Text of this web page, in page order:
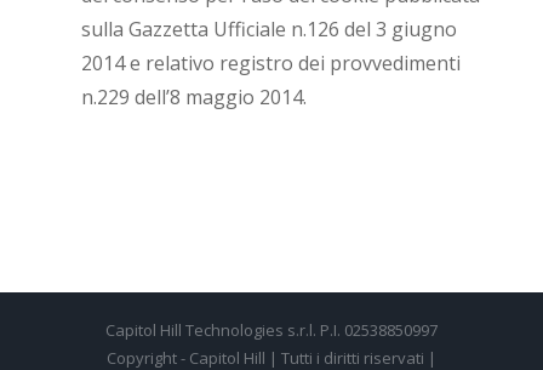
sulla Gazzetta Ufficiale n.126 del 3 giugno
2014 e relativo registro dei provvedimenti
n.229 dell’8 maggio 2014.
Capitol Hill Technologies s.r.l. P.I. 02538850997
Copyright - Capitol Hill | Tutti i diritti riservati |